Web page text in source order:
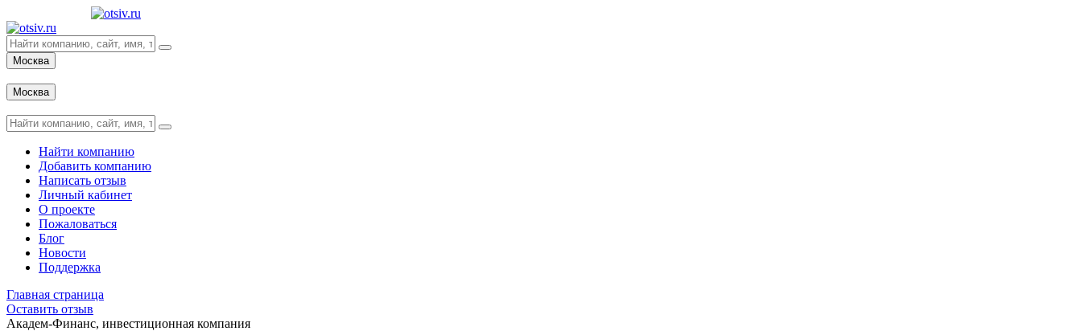
Москва
Москва
Найти компанию
Добавить компанию
Написать отзыв
Личный кабинет
О проекте
Пожаловаться
Блог
Новости
Поддержка
Главная страница
Оставить отзыв
Академ-Финанс, инвестиционная компания